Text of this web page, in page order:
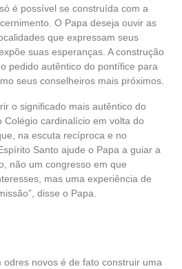
é possível se construída com a
O Papa deseja ouvir as
que expressam seus
suas esperanças. A construção
pedido autêntico do pontífice para
seus conselheiros mais próximos.
o significado mais autêntico do
Colégio cardinalício em volta do
na escuta recíproca e no
Santo ajude o Papa a guiar a
não um congresso em que
mas uma experiência de
disse o Papa.
odres novos é de fato construir uma